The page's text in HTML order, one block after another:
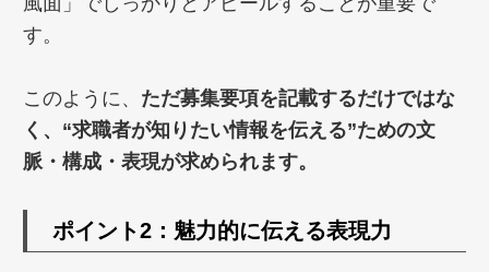
す。
このように、 ただ募集要項を記載するだけではな
く、“求職者が知りたい情報を伝える”ための文
脈・構成・表現が求められます。
ポイント2：魅力的に伝える表現力